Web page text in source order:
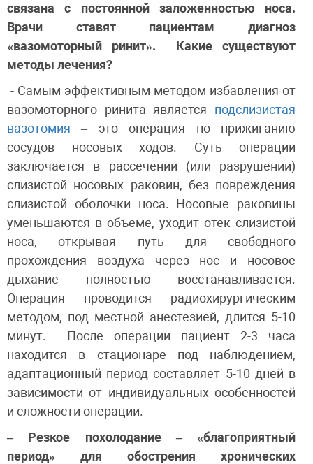
связана с постоянной заложенностью носа.
Врачи ставят пациентам диагноз
«вазомоторный ринит». Какие существуют
методы лечения?
- Самым эффективным методом избавления от
вазомоторного ринита является подслизистая
вазотомия – это операция по прижиганию
сосудов носовых ходов. Суть операции
заключается в рассечении (или разрушении)
слизистой носовых раковин, без повреждения
слизистой оболочки носа. Носовые раковины
уменьшаются в объеме, уходит отек слизистой
носа, открывая путь для свободного
прохождения воздуха через нос и носовое
дыхание полностью восстанавливается.
Операция проводится радиохирургическим
методом, под местной анестезией, длится 5-10
минут. После операции пациент 2-3 часа
находится в стационаре под наблюдением,
адаптационный период составляет 5-10 дней в
зависимости от индивидуальных особенностей
и сложности операции.
– Резкое похолодание – «благоприятный
период» для обострения хронических